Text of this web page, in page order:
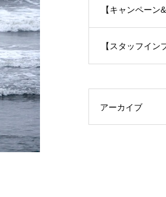
【キャンペーン
【スタッフイン
アーカイブ